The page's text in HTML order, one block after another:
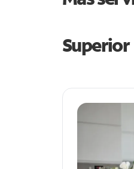
Superior